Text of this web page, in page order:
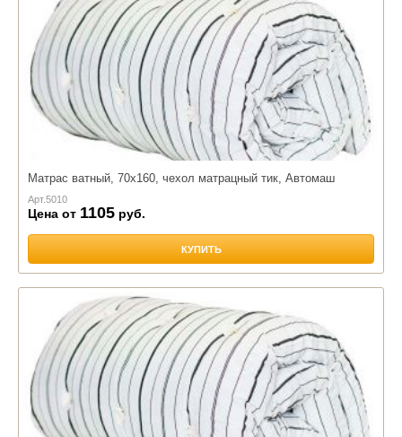
Матрас ватный, 70х160, чехол матрацный тик, Автомаш
Арт.5010
Цена от 1105 руб.
КУПИТЬ